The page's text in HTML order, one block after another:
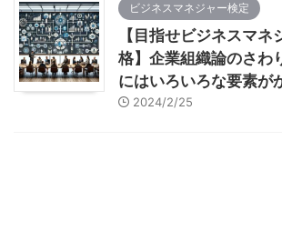
ビジネスマネジャー検定
【目指せビジネスマネ
格】企業組織論のさわ
にはいろいろな要素が
2024/2/25